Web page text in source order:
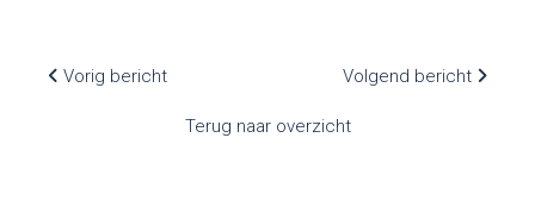
Vorig bericht Volgend bericht
Terug naar overzicht